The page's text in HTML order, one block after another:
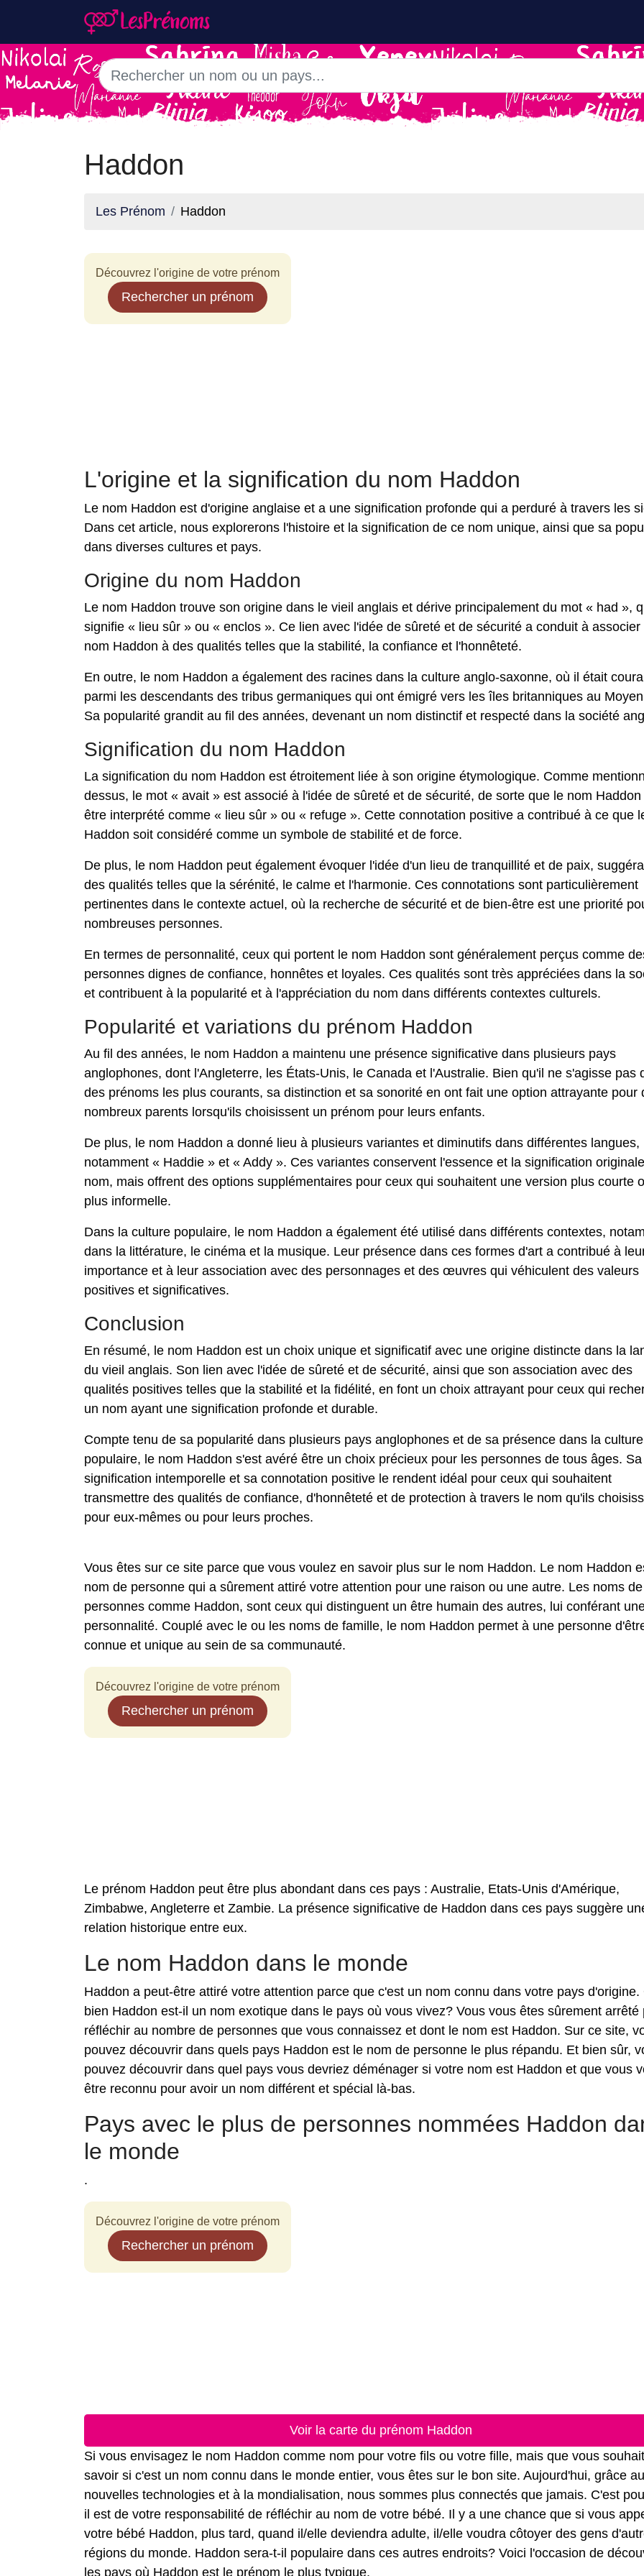
Haddon
Les Prénom Haddon
Découvrez l'origine de votre prénom
Rechercher un prénom
L'origine et la signification du nom Haddon
Le nom Haddon est d'origine anglaise et a une signification profonde qui a perduré à travers les
Dans cet article, nous explorerons l'histoire et la signification de ce nom unique, ainsi que sa
dans diverses cultures et pays.
Origine du nom Haddon
Le nom Haddon trouve son origine dans le vieil anglais et dérive principalement du mot « had »,
signifie « lieu sûr » ou « enclos ». Ce lien avec l'idée de sûreté et de sécurité a conduit à associer
nom Haddon à des qualités telles que la stabilité, la confiance et l'honnêteté.
En outre, le nom Haddon a également des racines dans la culture anglo-saxonne, où il était
parmi les descendants des tribus germaniques qui ont émigré vers les îles britanniques au
Sa popularité grandit au fil des années, devenant un nom distinctif et respecté dans la société
Signification du nom Haddon
La signification du nom Haddon est étroitement liée à son origine étymologique. Comme
dessus, le mot « avait » est associé à l'idée de sûreté et de sécurité, de sorte que le nom
être interprété comme « lieu sûr » ou « refuge ». Cette connotation positive a contribué à ce que
Haddon soit considéré comme un symbole de stabilité et de force.
De plus, le nom Haddon peut également évoquer l'idée d'un lieu de tranquillité et de paix,
des qualités telles que la sérénité, le calme et l'harmonie. Ces connotations sont particulièrement
pertinentes dans le contexte actuel, où la recherche de sécurité et de bien-être est une priorité
nombreuses personnes.
En termes de personnalité, ceux qui portent le nom Haddon sont généralement perçus comme
personnes dignes de confiance, honnêtes et loyales. Ces qualités sont très appréciées dans la
et contribuent à la popularité et à l'appréciation du nom dans différents contextes culturels.
Popularité et variations du prénom Haddon
Au fil des années, le nom Haddon a maintenu une présence significative dans plusieurs pays
anglophones, dont l'Angleterre, les États-Unis, le Canada et l'Australie. Bien qu'il ne s'agisse pas
des prénoms les plus courants, sa distinction et sa sonorité en ont fait une option attrayante pour
nombreux parents lorsqu'ils choisissent un prénom pour leurs enfants.
De plus, le nom Haddon a donné lieu à plusieurs variantes et diminutifs dans différentes langues,
notamment « Haddie » et « Addy ». Ces variantes conservent l'essence et la signification
nom, mais offrent des options supplémentaires pour ceux qui souhaitent une version plus courte
plus informelle.
Dans la culture populaire, le nom Haddon a également été utilisé dans différents contextes,
dans la littérature, le cinéma et la musique. Leur présence dans ces formes d'art a contribué à
importance et à leur association avec des personnages et des œuvres qui véhiculent des valeurs
positives et significatives.
Conclusion
En résumé, le nom Haddon est un choix unique et significatif avec une origine distincte dans la
du vieil anglais. Son lien avec l'idée de sûreté et de sécurité, ainsi que son association avec des
qualités positives telles que la stabilité et la fidélité, en font un choix attrayant pour ceux qui
un nom ayant une signification profonde et durable.
Compte tenu de sa popularité dans plusieurs pays anglophones et de sa présence dans la culture
populaire, le nom Haddon s'est avéré être un choix précieux pour les personnes de tous âges. Sa
signification intemporelle et sa connotation positive le rendent idéal pour ceux qui souhaitent
transmettre des qualités de confiance, d'honnêteté et de protection à travers le nom qu'ils
pour eux-mêmes ou pour leurs proches.
Vous êtes sur ce site parce que vous voulez en savoir plus sur le nom Haddon. Le nom Haddon
nom de personne qui a sûrement attiré votre attention pour une raison ou une autre. Les noms de
personnes comme Haddon, sont ceux qui distinguent un être humain des autres, lui conférant
personnalité. Couplé avec le ou les noms de famille, le nom Haddon permet à une personne
connue et unique au sein de sa communauté.
Découvrez l'origine de votre prénom
Rechercher un prénom
Le prénom Haddon peut être plus abondant dans ces pays : Australie, Etats-Unis d'Amérique,
Zimbabwe, Angleterre et Zambie. La présence significative de Haddon dans ces pays suggère
relation historique entre eux.
Le nom Haddon dans le monde
Haddon a peut-être attiré votre attention parce que c'est un nom connu dans votre pays d'origine.
bien Haddon est-il un nom exotique dans le pays où vous vivez? Vous vous êtes sûrement arrêté
réfléchir au nombre de personnes que vous connaissez et dont le nom est Haddon. Sur ce site,
pouvez découvrir dans quels pays Haddon est le nom de personne le plus répandu. Et bien sûr,
pouvez découvrir dans quel pays vous devriez déménager si votre nom est Haddon et que vous
être reconnu pour avoir un nom différent et spécial là-bas.
Pays avec le plus de personnes nommées Haddon
le monde
.
Découvrez l'origine de votre prénom
Rechercher un prénom
Voir la carte du prénom Haddon
Si vous envisagez le nom Haddon comme nom pour votre fils ou votre fille, mais que vous
savoir si c'est un nom connu dans le monde entier, vous êtes sur le bon site. Aujourd'hui, grâce
nouvelles technologies et à la mondialisation, nous sommes plus connectés que jamais. C'est
il est de votre responsabilité de réfléchir au nom de votre bébé. Il y a une chance que si vous
votre bébé Haddon, plus tard, quand il/elle deviendra adulte, il/elle voudra côtoyer des gens
régions du monde. Haddon sera-t-il populaire dans ces autres endroits? Voici l'occasion de
les pays où Haddon est le prénom le plus typique.